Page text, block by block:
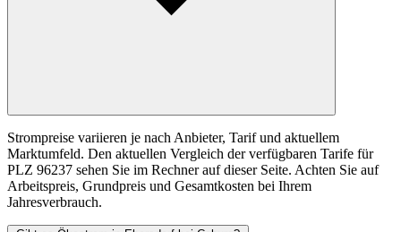
Strompreise variieren je nach Anbieter, Tarif und aktuellem
Marktumfeld. Den aktuellen Vergleich der verfügbaren Tarife für
PLZ 96237 sehen Sie im Rechner auf dieser Seite. Achten Sie auf
Arbeitspreis, Grundpreis und Gesamtkosten bei Ihrem
Jahresverbrauch.